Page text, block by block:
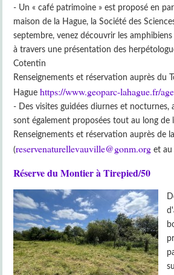
- Un « café patrimoine » est proposé en
maison de la Hague, la Société des
septembre, venez découvrir les
à travers une présentation des
Cotentin
Renseignements et réservation auprès du
Haguehttps://www.geoparc-lahague.fr/
- Des visites guidées diurnes et nocturnes,
sont également proposées tout au long de
Renseignements et réservation auprès de
(reservenaturellevauville@gonm.org et au
Réserve du Montier à Tirepied/50